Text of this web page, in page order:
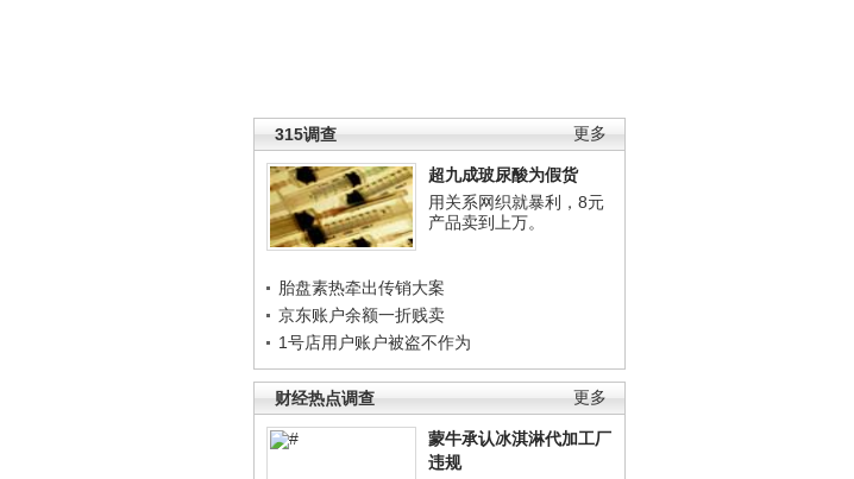
更多
315调查
超九成玻尿酸为假货
用关系网织就暴利，8元
产品卖到上万。
胎盘素热牵出传销大案
京东账户余额一折贱卖
1号店用户账户被盗不作为
更多
财经热点调查
蒙牛承认冰淇淋代加工厂
违规